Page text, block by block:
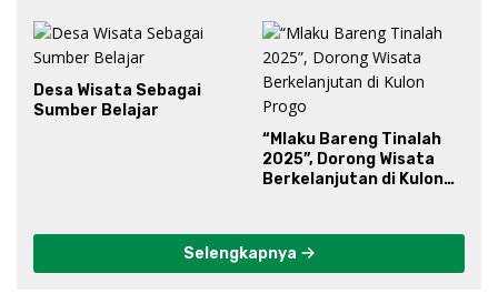
Desa Wisata Sebagai
Sumber Belajar
“Mlaku Bareng Tinalah
2025”, Dorong Wisata
Berkelanjutan di Kulon
Selengkapnya